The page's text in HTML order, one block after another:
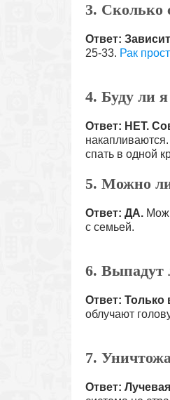
3. Сколько
Ответ:
25-33. Рак
4. Буду ли
Ответ: НЕТ.
спать в одной
5. Можно
Ответ: ДА.
с семьей.
6. Выпадут
Ответ: Только
облучают
7.
Ответ: